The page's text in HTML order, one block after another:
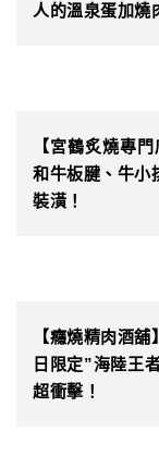
人的溫泉蛋加燒
【宮鶴炙燒專
和牛板腱、牛小
裝潢！
【癮燒精肉酒
日限定”海陸王
超衝擊！